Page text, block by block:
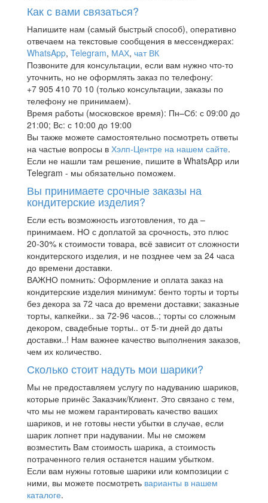
Как с вами связаться?
Напишите нам (самый быстрый способ), оперативно
отвечаем на текстовые сообщения в мессенджерах:
WhatsApp, Telegram, МАХ, чат ВК
Позвоните для консультации, если вам нужно что-то
уточнить, но не оформлять заказ по телефону:
+7 905 410 70 10 (только консультации, заказы по
телефону не принимаем).
Время работы (московское время): Пн–Сб: с 09:00 до
21:00; Вс: с 10:00 до 19:00
Вы также можете самостоятельно посмотреть ответы
на частые вопросы в Хэлп-Центре на нашем сайте.
Если не нашли там решение, пишите в WhatsApp или
Telegram - мы обязательно поможем.
Вы принимаете срочные заказы на
кондитерские изделия?
Если есть возможность изготовления, то да –
принимаем. НО с доплатой за срочность, это плюс
20-30% к стоимости товара, всё зависит от сложности
кондитерского изделия, и не позднее чем за 24 часа
до времени доставки.
ВАЖНО помнить: Оформление и оплата заказ на
кондитерские изделия минимум: бенто торты и торты
без декора за 72 часа до времени доставки; заказные
торты, капкейки.. за 72-96 часов..; торты со сложным
декором, свадебные торты.. от 5-ти дней до даты
доставки..! Нам важнее качество выполнения заказов,
чем их количество.
Сколько стоит надуть мои шарики?
Мы не предоставляем услугу по надуванию шариков,
которые принёс Заказчик/Клиент. Это связано с тем,
что мы не можем гарантировать качество ваших
шариков, и не готовы нести убытки в случае, если
шарик лопнет при надувании. Мы не сможем
возместить Вам стоимость шарика, а стоимость
потраченного гелия останется нашим убытком.
Если вам нужны готовые шарики или композиции с
ними, вы можете посмотреть варианты в нашем
каталоге.